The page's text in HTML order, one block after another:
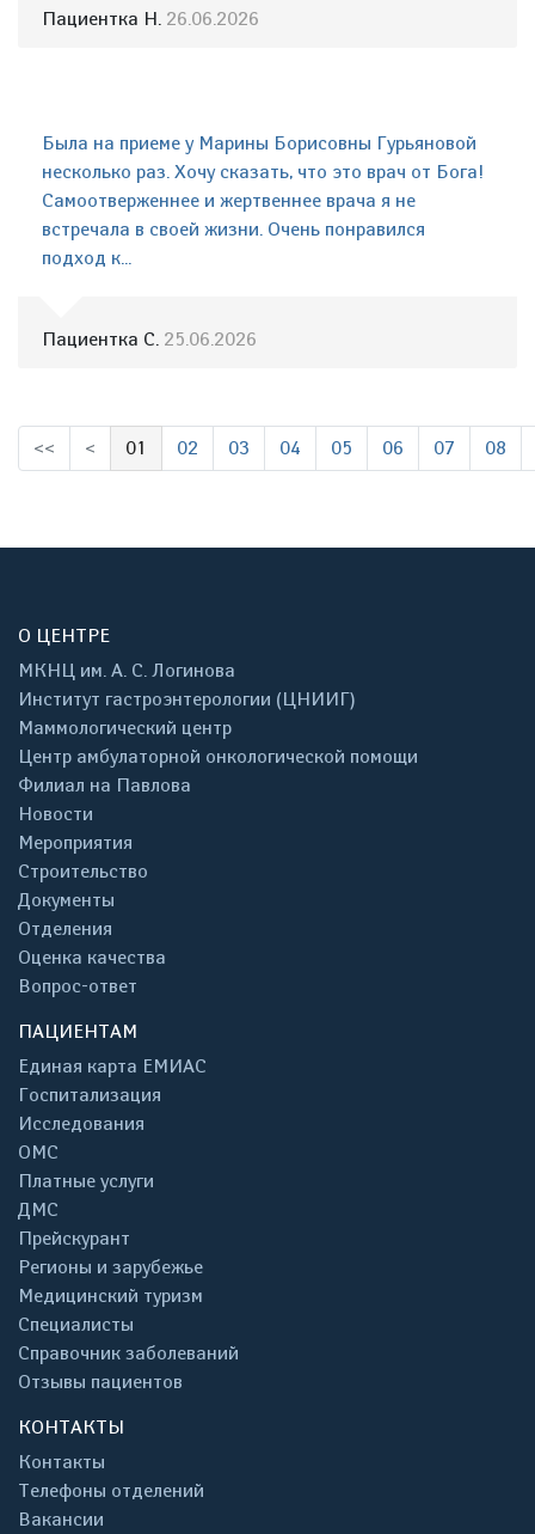
Пациентка Н. 26.06.2026
Была на приеме у Марины Борисовны Гурьяновой
несколько раз. Хочу сказать, что это врач от Бога!
Самоотверженнее и жертвеннее врача я не
встречала в своей жизни. Очень понравился
подход к...
Пациентка С. 25.06.2026
<< <
01
02 03 04 05 06 07 08
О ЦЕНТРЕ
МКНЦ им. А. С. Логинова
Институт гастроэнтерологии (ЦНИИГ)
Маммологический центр
Центр амбулаторной онкологической помощи
Филиал на Павлова
Новости
Мероприятия
Строительство
Документы
Отделения
Оценка качества
Вопрос-ответ
ПАЦИЕНТАМ
Единая карта ЕМИАС
Госпитализация
Исследования
ОМС
Платные услуги
ДМС
Прейскурант
Регионы и зарубежье
Медицинский туризм
Специалисты
Справочник заболеваний
Отзывы пациентов
КОНТАКТЫ
Контакты
Телефоны отделений
Вакансии